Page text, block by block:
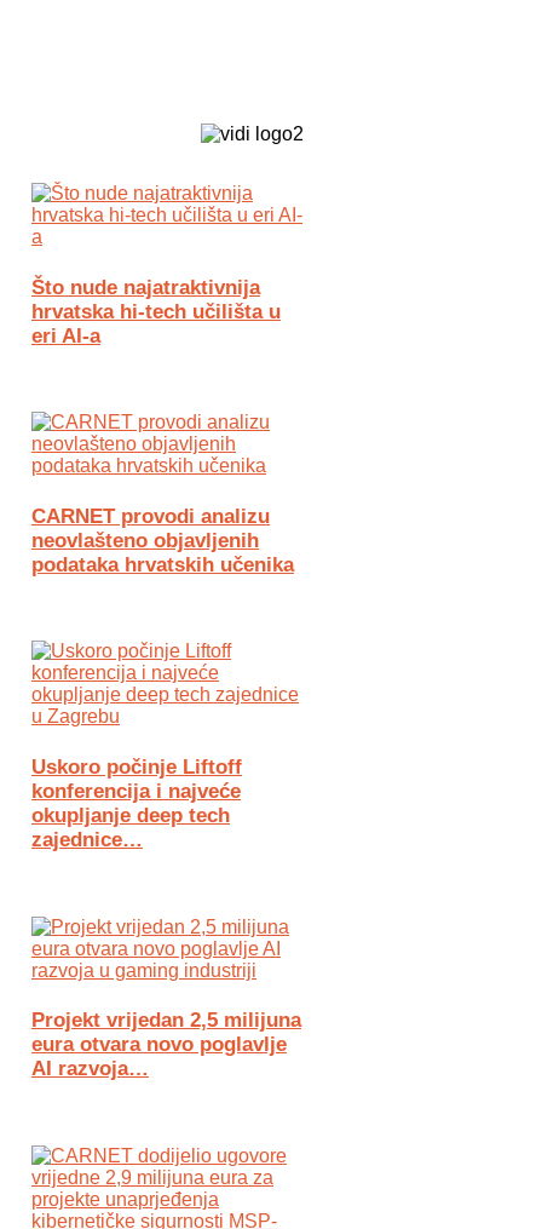
Što nude najatraktivnija
hrvatska hi-tech učilišta u
eri AI-a
CARNET provodi analizu
neovlašteno objavljenih
podataka hrvatskih učenika
Uskoro počinje Liftoff
konferencija i najveće
okupljanje deep tech
zajednice…
Projekt vrijedan 2,5 milijuna
eura otvara novo poglavlje
AI razvoja…